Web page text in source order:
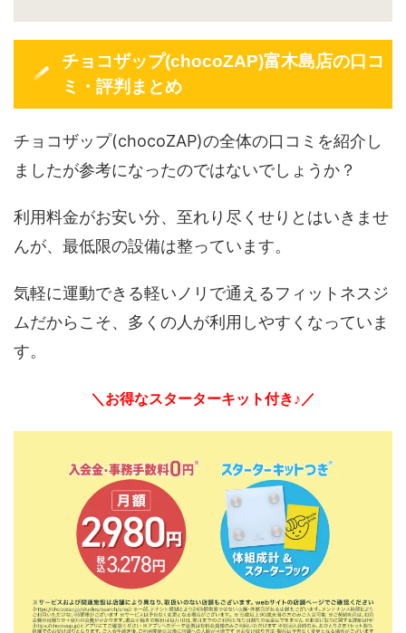
チョコザップ(chocoZAP)富木島店の口コ
ミ・評判まとめ
チョコザップ(chocoZAP)の全体の口コミを紹介し
ましたが参考になったのではないでしょうか？
利用料金がお安い分、至れり尽くせりとはいきませ
んが、最低限の設備は整っています。
気軽に運動できる軽いノリで通えるフィットネスジ
ムだからこそ、多くの人が利用しやすくなっていま
す。
＼お得なスターターキット付き♪／